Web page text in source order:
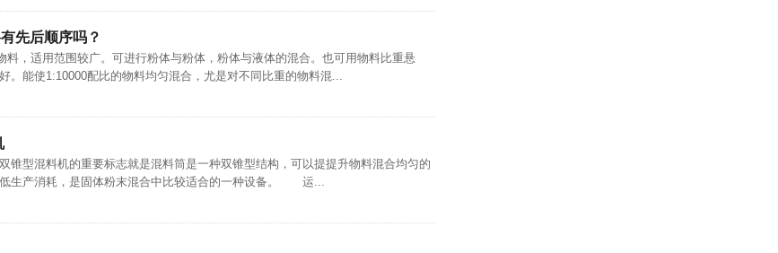
先后顺序吗？
，适用范围较广。可进行粉体与粉体，粉体与液体的混合。也可用物料比重悬
。能使1:10000配比的物料均匀混合，尤是对不同比重的物料混...
型混料机的重要标志就是混料筒是一种双锥型结构，可以提提升物料混合均匀的
生产消耗，是固体粉末混合中比较适合的一种设备。 运...